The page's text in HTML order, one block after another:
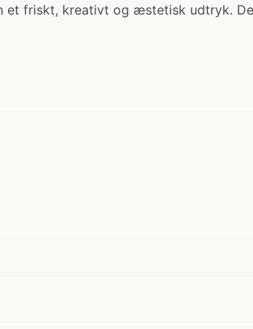
et friskt, kreativt og æstetisk udtryk.